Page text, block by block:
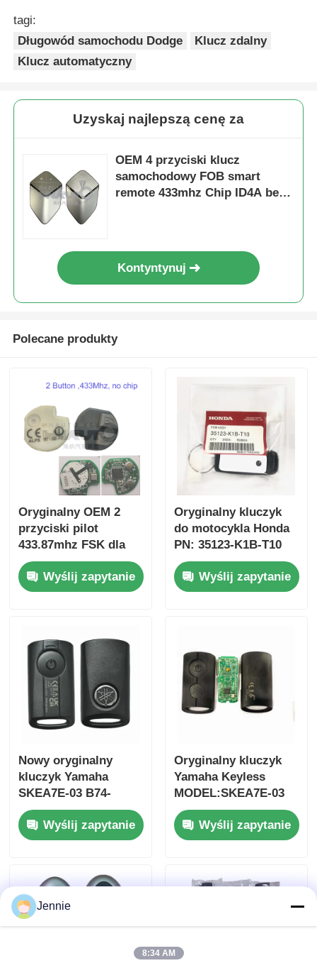
tagi:
Długowód samochodu Dodge
Klucz zdalny
Klucz automatyczny
Uzyskaj najlepszą cenę za
OEM 4 przyciski klucz
samochodowy FOB smart
remote 433mhz Chip ID4A bez
Kontyntynuj
Polecane produkty
Oryginalny OEM 2
przyciski pilot
433.87mhz FSK dla
Su-zuki Jim-ny 2005-
2017 Bez chipa 37182-
A7 Tylko sterowanie
Wyślij zapytanie
Oryginalny kluczyk
do motocykla Honda
PN: 35123-K1B-T10
trójprzyciskowy
FSK433.92MHz
ID47chip pilot do
Wyślij zapytanie
Nowy oryginalny
kluczyk Yamaha
SKEA7E-03 B74-
H6261-02 662F-
SKEA7D03
Wyślij zapytanie
Oryginalny kluczyk
Yamaha Keyless
MODEL:SKEA7E-03
Do Yamaha Smart
Remote Key B74-
H6261-02/662F-
Wyślij zapytanie
Jennie
8:34 AM